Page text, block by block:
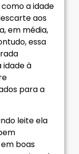
a idade
aos
em média,
essa
idade à
para a
leite ela
boas